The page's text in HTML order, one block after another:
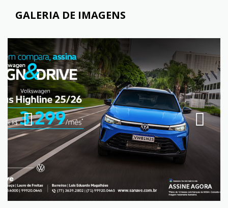
GALERIA DE IMAGENS